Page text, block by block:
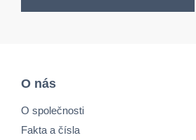
O nás
O společnosti
Fakta a čísla